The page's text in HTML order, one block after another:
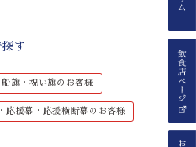
す
旗・祝い旗のお客様
応援幕・応援横断幕のお客様